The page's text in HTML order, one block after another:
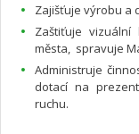
Zajišťuje výrobu a
Zaštiťuje vizuální
města, spravuje
Administruje
dotací na
ruchu.